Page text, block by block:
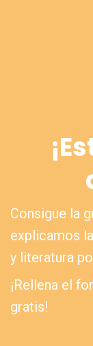
Consigue la
explicamos
y literatura
¡Rellena el
gratis!